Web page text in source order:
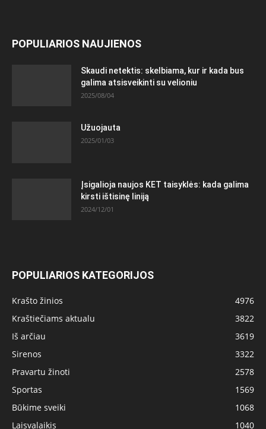
POPULIARIOS NAUJIENOS
Skaudi netektis: skelbiama, kur ir kada bus
galima atsisveikinti su velioniu
2025/08/04
Užuojauta
2025/01/03
Įsigalioja naujos KET taisyklės: kada galima
kirsti ištisinę liniją
2024/12/01
POPULIARIOS KATEGORIJOS
Krašto žinios
4976
Kraštiečiams aktualu
3822
Iš arčiau
3619
Sirenos
3322
Pravartu žinoti
2578
Sportas
1569
Būkime sveiki
1068
Laisvalaikis
1040